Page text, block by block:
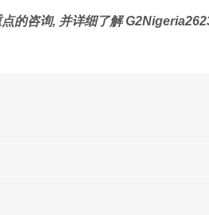
的咨询, 并详细了解